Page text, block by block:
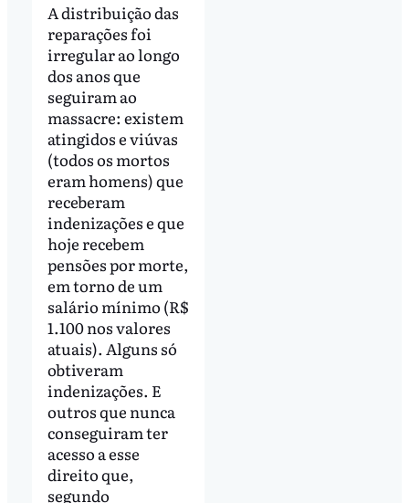
A distribuição das
reparações foi
irregular ao longo
dos anos que
seguiram ao
massacre: existem
atingidos e viúvas
(todos os mortos
eram homens) que
receberam
indenizações e que
hoje recebem
pensões por morte,
em torno de um
salário mínimo (R$
1.100 nos valores
atuais). Alguns só
obtiveram
indenizações. E
outros que nunca
conseguiram ter
acesso a esse
direito que,
segundo